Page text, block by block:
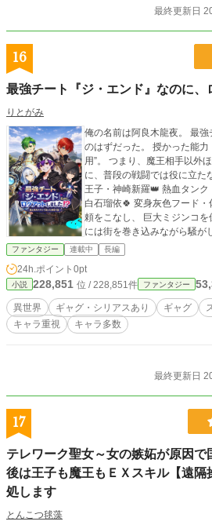
派とはなんなのか…この日記
最終更新日
16
最強チート『ジ・エンド』なのに、
りとがみ
俺の名前は阿良木龍夜。 最強チートを手に入れた者ーー ……
のはずだった。 授かった能力『ジ・エンド』は、“魔王専
用”。 つまり、魔王相手以外ほぼ使えない雑魚？ 最強なの
に、普段の戦闘では役に立たな
王子・神崎新羅👑 熱血タン
白石瑠依🍀 変身灰色フード・佐々木詩連
頼をこなし、 巨大ミジンコ
には街を巻き込みながら騒が
かしその裏では、 “魔王復活”
いて――。 ギャグ多め！ でも時々シリアス！ クセの強い仲
間たちと送る、 カオス全開の
ファンタジー 連載中 長編
24h.ポイント 0pt
小説 228,851 位 / 228,851件 ファンタジー
異世界 ギャグ・シリアスあり ギャグ
キャラ重視
キャラ多数
最終更新日
17
テレワーク聖女～女の嫉妬が原因で
後は王子も魔王もＥＸスキル【遠隔
処します
とんこつ毬藻